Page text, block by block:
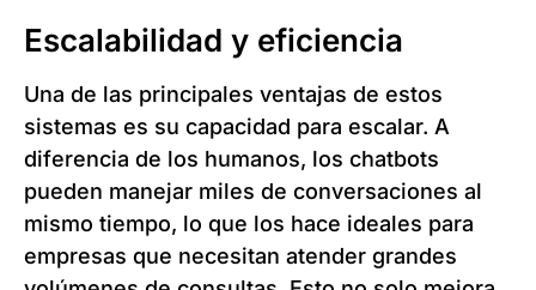
Escalabilidad y eficiencia
Una de las principales ventajas de estos
sistemas es su capacidad para escalar. A
diferencia de los humanos, los chatbots
pueden manejar miles de conversaciones al
mismo tiempo, lo que los hace ideales para
empresas que necesitan atender grandes